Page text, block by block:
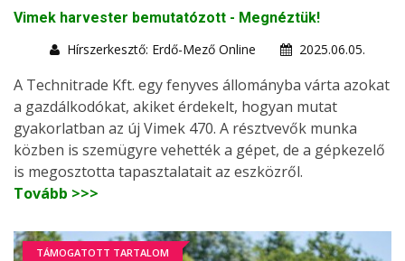
Vimek harvester bemutatózott - Megnéztük!
Hírszerkesztő: Erdő-Mező Online
2025.06.05.
A Technitrade Kft. egy fenyves állományba várta azokat
a gazdálkodókat, akiket érdekelt, hogyan mutat
gyakorlatban az új Vimek 470. A résztvevők munka
közben is szemügyre vehették a gépet, de a gépkezelő
is megosztotta tapasztalatait az eszközről.
Tovább >>>
TÁMOGATOTT TARTALOM